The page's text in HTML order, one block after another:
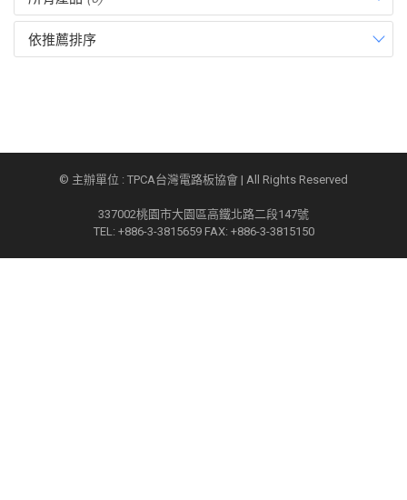
依推薦排序
© 主辦單位 : TPCA台灣電路板協會 | All Rights Reserved
337002桃園市大園區高鐵北路二段147號
TEL: +886-3-3815659 FAX: +886-3-3815150